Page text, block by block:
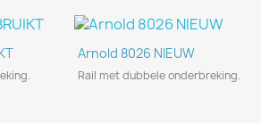
Arnold 8026 NIEUW
Rail met dubbele onderbreking.